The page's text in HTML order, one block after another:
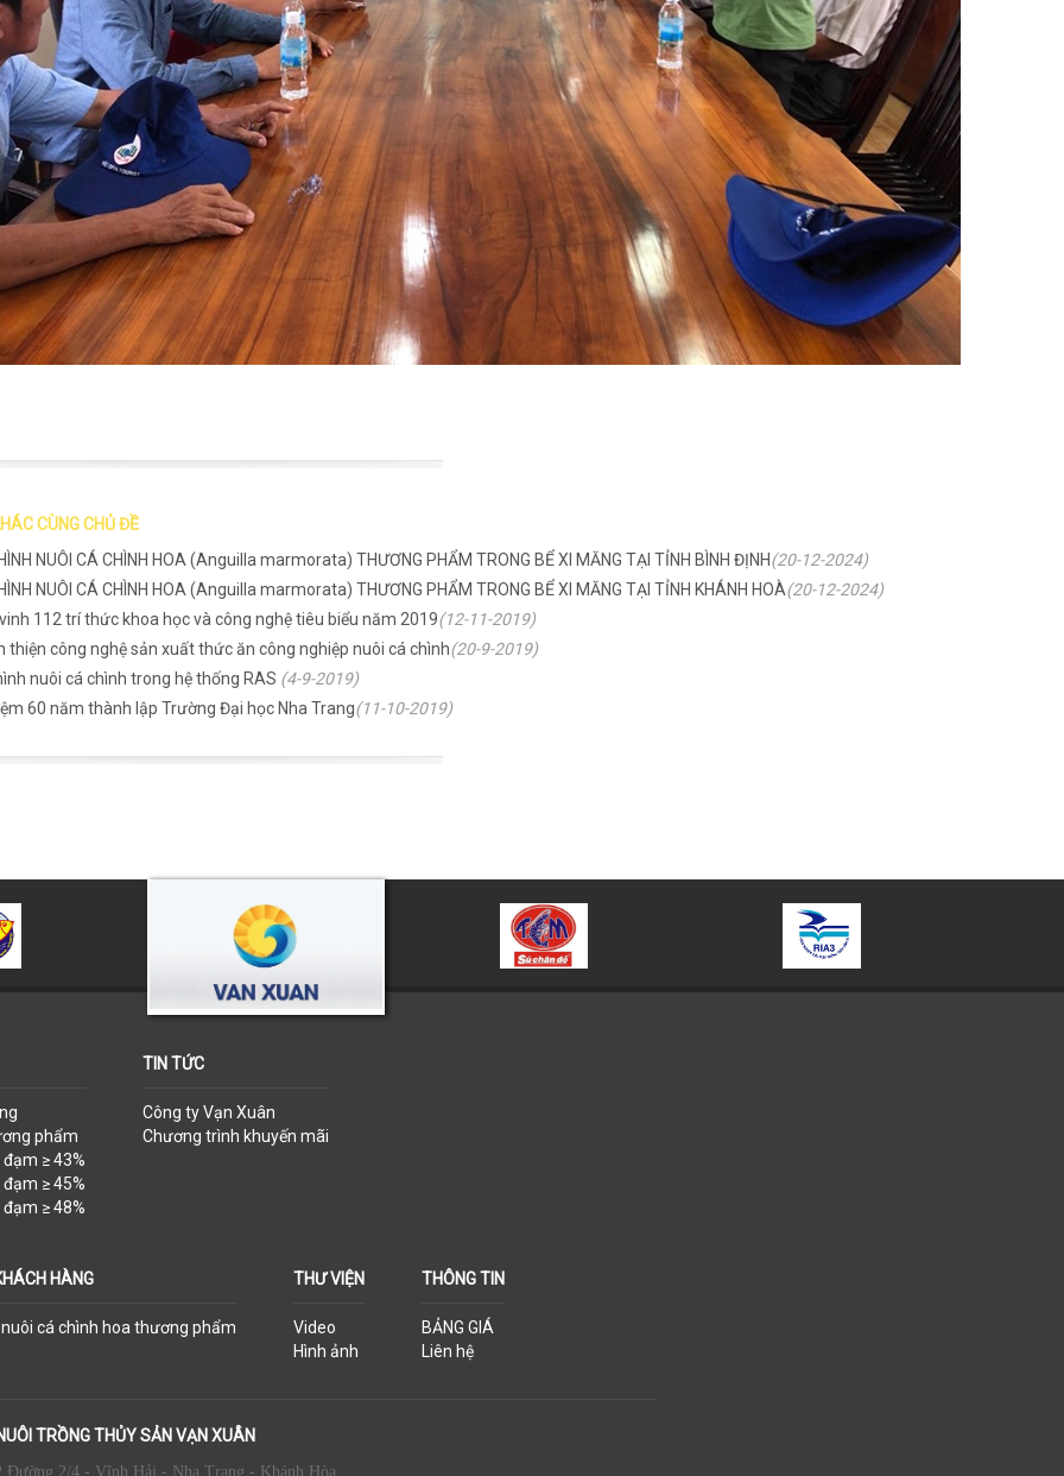
CÙNG CHỦ ĐỀ
NUÔI CÁ CHÌNH HOA (Anguilla marmorata) THƯƠNG PHẨM TRONG BỂ XI MĂNG TẠI TỈNH BÌNH ĐỊNH(20-12-2024)
NUÔI CÁ CHÌNH HOA (Anguilla marmorata) THƯƠNG PHẨM TRONG BỂ XI MĂNG TẠI TỈNH KHÁNH HOÀ(20-12-2024)
112 trí thức khoa học và công nghệ tiêu biểu năm 2019(12-11-2019)
thiện công nghệ sản xuất thức ăn công nghiệp nuôi cá chình(20-9-2019)
nuôi cá chình trong hệ thống RAS (4-9-2019)
60 năm thành lập Trường Đại học Nha Trang(11-10-2019)
phẩm
≥ 43%
≥ 45%
≥ 48%
TIN TỨC
Công ty Vạn Xuân
Chương trình khuyến mãi
HÀNG
cá chình hoa thương phẩm
THƯ VIỆN
Video
Hình ảnh
THÔNG TIN
BẢNG GIÁ
Liên hệ
TRỒNG THỦY SẢN VẠN XUÂN
Đường 2/4 - Vĩnh Hải - Nha Trang - Khánh Hòa